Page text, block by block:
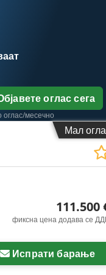
оглас сега
оглас/месечно
Мал
111.500
фиксна цена додава се
Испрати барање